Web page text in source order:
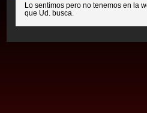
Lo sentimos pero no tenemos en la
que Ud. busca.